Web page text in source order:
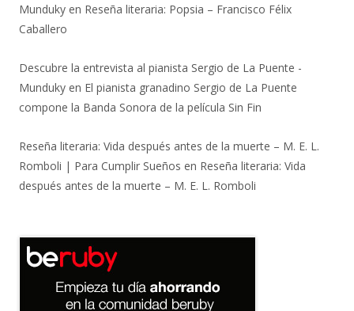
Munduky en Reseña literaria: Popsia – Francisco Félix
Caballero
Descubre la entrevista al pianista Sergio de La Puente -
Munduky en El pianista granadino Sergio de La Puente
compone la Banda Sonora de la película Sin Fin
Reseña literaria: Vida después antes de la muerte – M. E. L.
Romboli | Para Cumplir Sueños en Reseña literaria: Vida
después antes de la muerte – M. E. L. Romboli